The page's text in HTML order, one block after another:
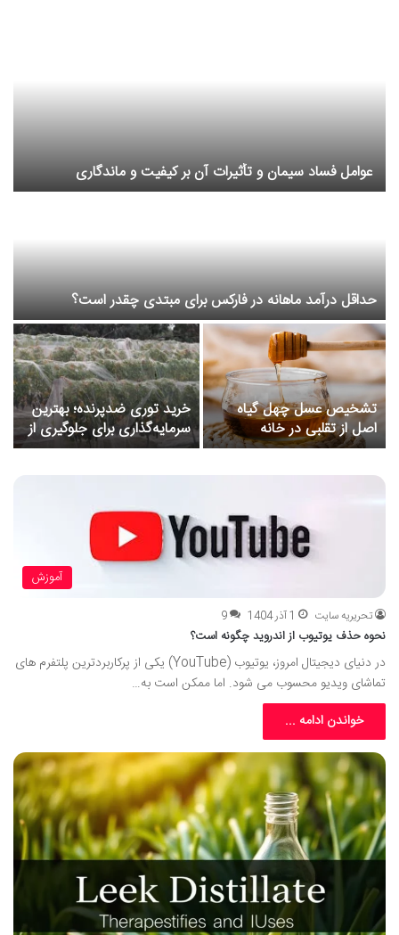
لوله ی پنج لایه چیست؟ بررسی ساختار، مزایا و کاربردهای آن
سیم لاکی چیست؟ راهنمای جامع علمی و مهندسی
روغن ریزی گیربکس اتوماتیک
: علل عوارض و راهکارها
علت عطسه و آبریزش بینی در
سگ و گربه چیست؟
آموزش
تحریریه سایت 1 آذر 1404 9
نحوه حذف یوتیوب از اندروید چگونه است؟
در دنیای دیجیتال امروز، یوتیوب (YouTube) یکی از پرکاربردترین پلتفرم های
تماشای ویدیو محسوب می شود. اما ممکن است به…
خواندن ادامه ...